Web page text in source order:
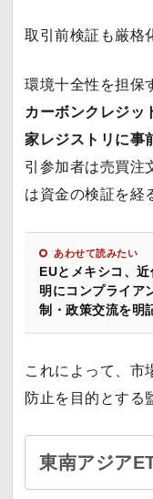
取引前検証も厳格
環境十全性を担保
カーボンクレジッ
家レジストリに事
引参加者は売買注
は資金の検証を経
あわせて読みたい
EUとメキシコ、
明にコンプライア
制・政策交流を明
これによって、市
防止を目的とする
東南アジア